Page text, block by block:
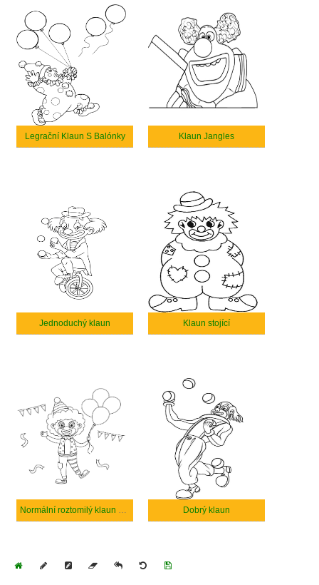
Legrační Klaun S Balónky Klaun Jangles
Jednoduchý klaun Klaun stojící
Dobrý klaun